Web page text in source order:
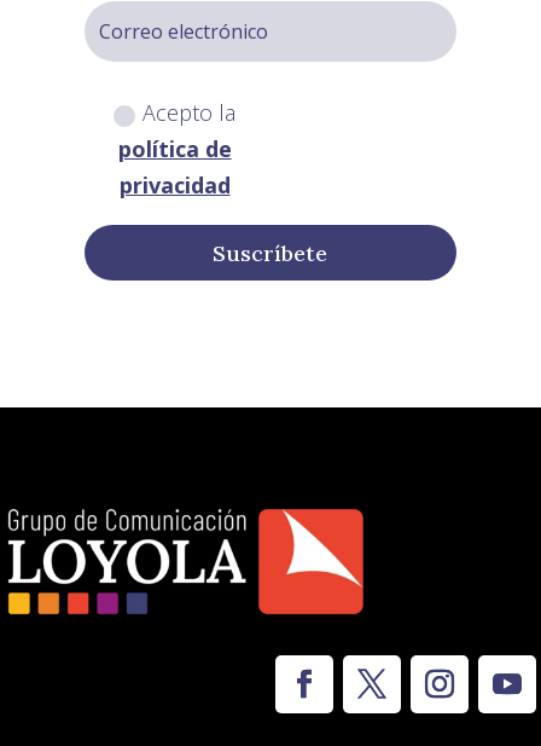
Acepto la
política de
privacidad
Suscríbete